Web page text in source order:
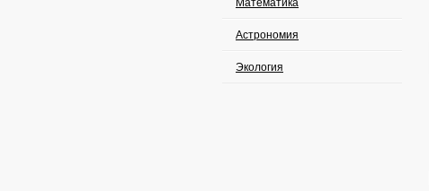
Математика
Астрономия
Экология